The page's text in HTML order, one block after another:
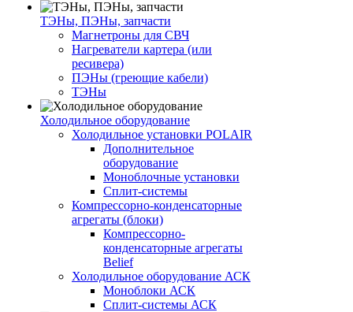
ТЭНы, ПЭНы, запчасти
Магнетроны для СВЧ
Нагреватели картера (или
ресивера)
ПЭНы (греющие кабели)
ТЭНы
Холодильное оборудование
Холодильное установки POLAIR
Дополнительное
оборудование
Моноблочные установки
Сплит-системы
Компрессорно-конденсаторные
агрегаты (блоки)
Компрессорно-
конденсаторные агрегаты
Belief
Холодильное оборудование АСК
Моноблоки АСК
Сплит-системы АСК